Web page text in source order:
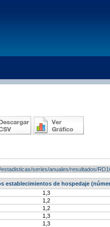
series/anuales/resultados/
establecimientos de hospedaje
1,3
1,2
1,2
1,3
1,3